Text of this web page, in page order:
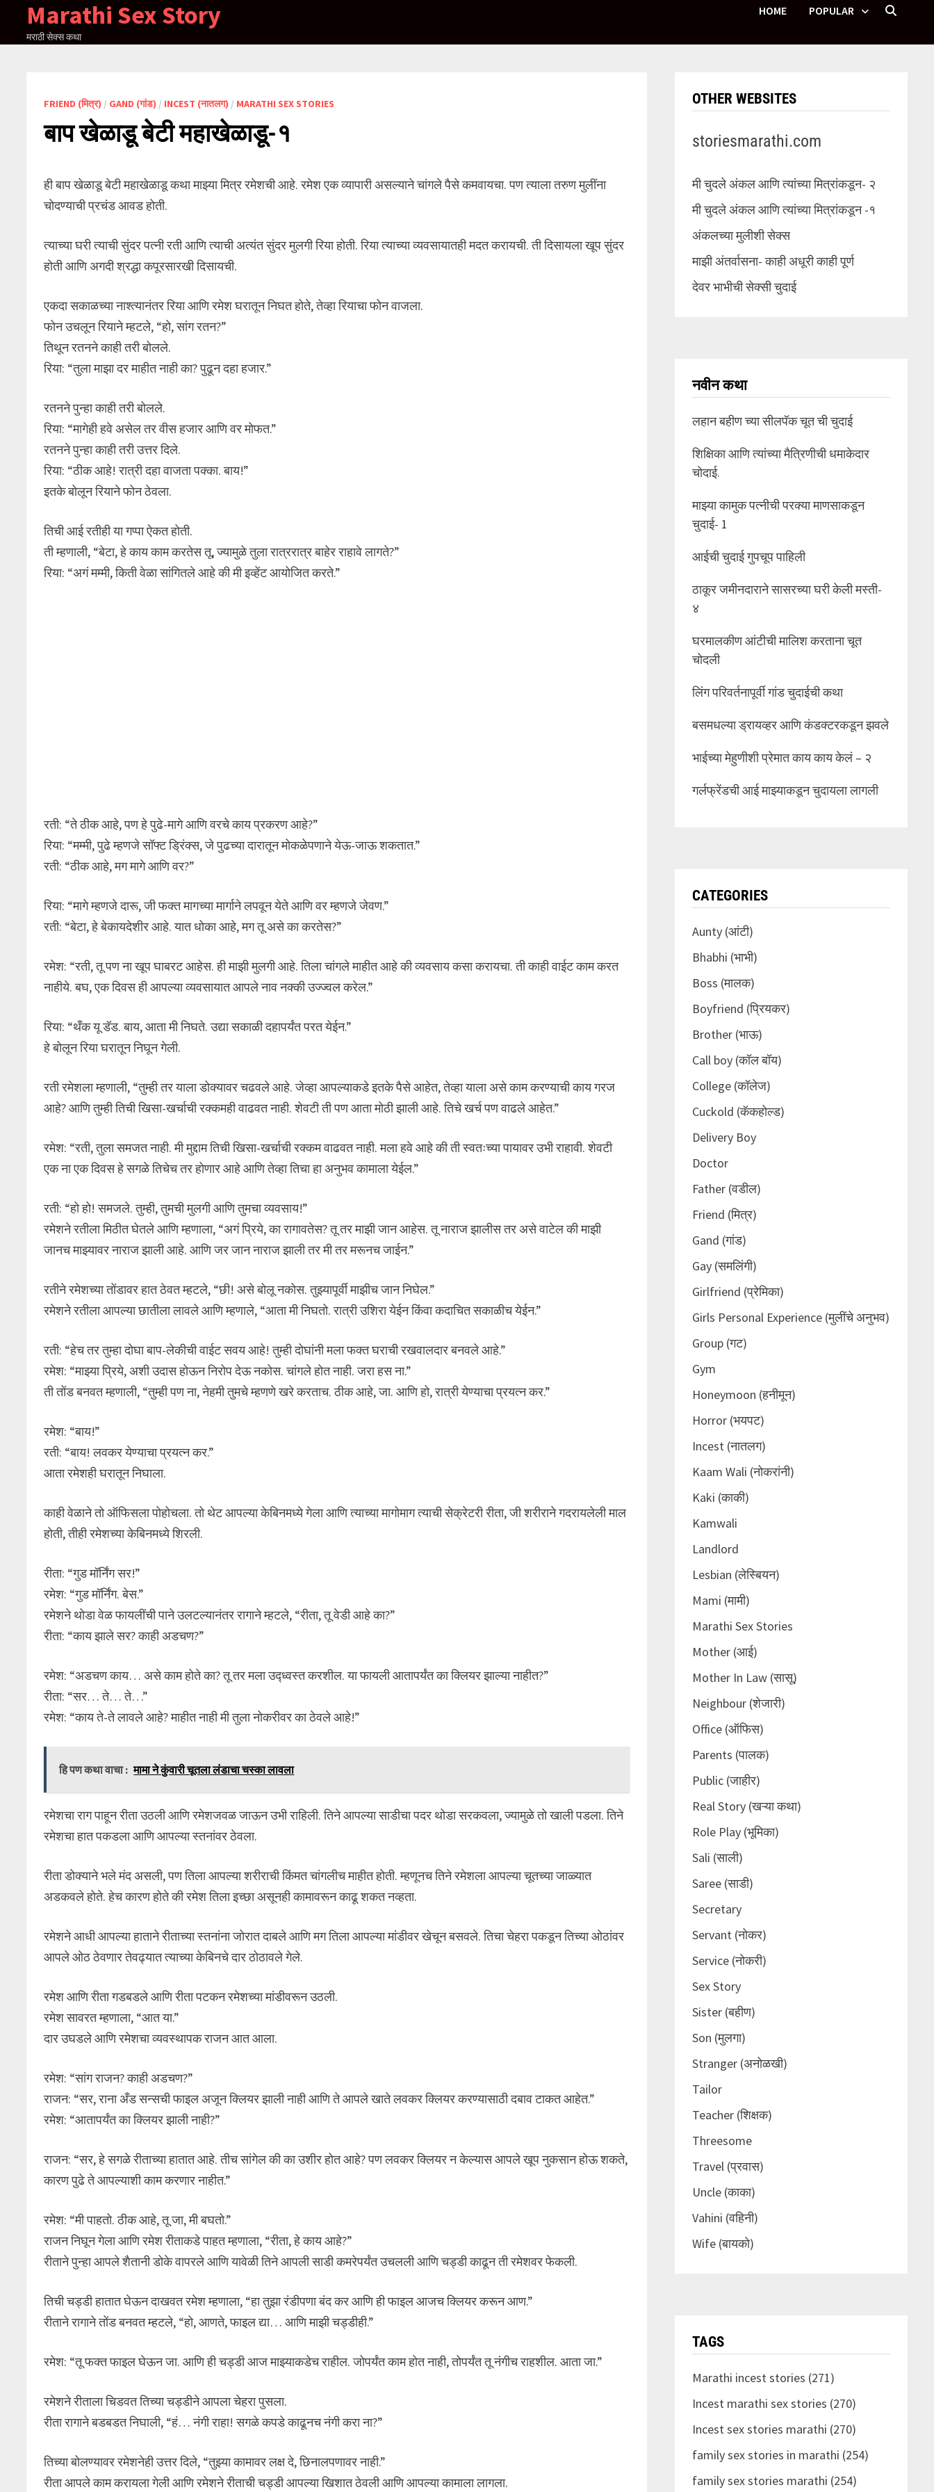
content
Marathi Sex Story
मराठी सेक्स कथा
HOME POPULAR
FRIEND (मित्र) / GAND (गांड) / INCEST (नातलग) / MARATHI SEX STORIES
बाप खेळाडू बेटी महाखेळाडू-१
ही बाप खेळाडू बेटी महाखेळाडू कथा माझ्या मित्र रमेशची आहे. रमेश एक व्यापारी असल्याने चांगले पैसे कमवायचा. पण त्याला तरुण मुलींना
चोदण्याची प्रचंड आवड होती.
त्याच्या घरी त्याची सुंदर पत्नी रती आणि त्याची अत्यंत सुंदर मुलगी रिया होती. रिया त्याच्या व्यवसायातही मदत करायची. ती दिसायला खूप सुंदर
होती आणि अगदी श्रद्धा कपूरसारखी दिसायची.
एकदा सकाळच्या नाश्त्यानंतर रिया आणि रमेश घरातून निघत होते, तेव्हा रियाचा फोन वाजला.
फोन उचलून रियाने म्हटले, “हो, सांग रतन?”
तिथून रतनने काही तरी बोलले.
रिया: “तुला माझा दर माहीत नाही का? पुढून दहा हजार.”
रतनने पुन्हा काही तरी बोलले.
रिया: “मागेही हवे असेल तर वीस हजार आणि वर मोफत.”
रतनने पुन्हा काही तरी उत्तर दिले.
रिया: “ठीक आहे! रात्री दहा वाजता पक्का. बाय!”
इतके बोलून रियाने फोन ठेवला.
तिची आई रतीही या गप्पा ऐकत होती.
ती म्हणाली, “बेटा, हे काय काम करतेस तू, ज्यामुळे तुला रात्ररात्र बाहेर राहावे लागते?”
रिया: “अगं मम्मी, किती वेळा सांगितले आहे की मी इव्हेंट आयोजित करते.”
रती: “ते ठीक आहे, पण हे पुढे-मागे आणि वरचे काय प्रकरण आहे?”
रिया: “मम्मी, पुढे म्हणजे सॉफ्ट ड्रिंक्स, जे पुढच्या दारातून मोकळेपणाने येऊ-जाऊ शकतात.”
रती: “ठीक आहे, मग मागे आणि वर?”
रिया: “मागे म्हणजे दारू, जी फक्त मागच्या मार्गाने लपवून येते आणि वर म्हणजे जेवण.”
रती: “बेटा, हे बेकायदेशीर आहे. यात धोका आहे, मग तू असे का करतेस?”
रमेश: “रती, तू पण ना खूप घाबरट आहेस. ही माझी मुलगी आहे. तिला चांगले माहीत आहे की व्यवसाय कसा करायचा. ती काही वाईट काम करत
नाहीये. बघ, एक दिवस ही आपल्या व्यवसायात आपले नाव नक्की उज्ज्वल करेल.”
रिया: “थँक यू डॅड. बाय, आता मी निघते. उद्या सकाळी दहापर्यंत परत येईन.”
हे बोलून रिया घरातून निघून गेली.
रती रमेशला म्हणाली, “तुम्ही तर याला डोक्यावर चढवले आहे. जेव्हा आपल्याकडे इतके पैसे आहेत, तेव्हा याला असे काम करण्याची काय गरज
आहे? आणि तुम्ही तिची खिसा-खर्चाची रक्कमही वाढवत नाही. शेवटी ती पण आता मोठी झाली आहे. तिचे खर्च पण वाढले आहेत.”
रमेश: “रती, तुला समजत नाही. मी मुद्दाम तिची खिसा-खर्चाची रक्कम वाढवत नाही. मला हवे आहे की ती स्वतःच्या पायावर उभी राहावी. शेवटी
एक ना एक दिवस हे सगळे तिचेच तर होणार आहे आणि तेव्हा तिचा हा अनुभव कामाला येईल.”
रती: “हो हो! समजले. तुम्ही, तुमची मुलगी आणि तुमचा व्यवसाय!”
रमेशने रतीला मिठीत घेतले आणि म्हणाला, “अगं प्रिये, का रागावतेस? तू तर माझी जान आहेस. तू नाराज झालीस तर असे वाटेल की माझी
जानच माझ्यावर नाराज झाली आहे. आणि जर जान नाराज झाली तर मी तर मरूनच जाईन.”
रतीने रमेशच्या तोंडावर हात ठेवत म्हटले, “छी! असे बोलू नकोस. तुझ्यापूर्वी माझीच जान निघेल.”
रमेशने रतीला आपल्या छातीला लावले आणि म्हणाले, “आता मी निघतो. रात्री उशिरा येईन किंवा कदाचित सकाळीच येईन.”
रती: “हेच तर तुम्हा दोघा बाप-लेकीची वाईट सवय आहे! तुम्ही दोघांनी मला फक्त घराची रखवालदार बनवले आहे.”
रमेश: “माझ्या प्रिये, अशी उदास होऊन निरोप देऊ नकोस. चांगले होत नाही. जरा हस ना.”
ती तोंड बनवत म्हणाली, “तुम्ही पण ना, नेहमी तुमचे म्हणणे खरे करताच. ठीक आहे, जा. आणि हो, रात्री येण्याचा प्रयत्न कर.”
रमेश: “बाय!”
रती: “बाय! लवकर येण्याचा प्रयत्न कर.”
आता रमेशही घरातून निघाला.
काही वेळाने तो ऑफिसला पोहोचला. तो थेट आपल्या केबिनमध्ये गेला आणि त्याच्या मागोमाग त्याची सेक्रेटरी रीता, जी शरीराने गदरायलेली माल
होती, तीही रमेशच्या केबिनमध्ये शिरली.
रीता: “गुड मॉर्निंग सर!”
रमेश: “गुड मॉर्निंग. बेस.”
रमेशने थोडा वेळ फायलींची पाने उलटल्यानंतर रागाने म्हटले, “रीता, तू वेडी आहे का?”
रीता: “काय झाले सर? काही अडचण?”
रमेश: “अडचण काय… असे काम होते का? तू तर मला उद्ध्वस्त करशील. या फायली आतापर्यंत का क्लियर झाल्या नाहीत?”
रीता: “सर… ते… ते…”
रमेश: “काय ते-ते लावले आहे? माहीत नाही मी तुला नोकरीवर का ठेवले आहे!”
हि पण कथा वाचा : मामा ने कुंवारी चूतला लंडाचा चस्का लावला
रमेशचा राग पाहून रीता उठली आणि रमेशजवळ जाऊन उभी राहिली. तिने आपल्या साडीचा पदर थोडा सरकवला, ज्यामुळे तो खाली पडला. तिने
रमेशचा हात पकडला आणि आपल्या स्तनांवर ठेवला.
रीता डोक्याने भले मंद असली, पण तिला आपल्या शरीराची किंमत चांगलीच माहीत होती. म्हणूनच तिने रमेशला आपल्या चूतच्या जाळ्यात
अडकवले होते. हेच कारण होते की रमेश तिला इच्छा असूनही कामावरून काढू शकत नव्हता.
रमेशने आधी आपल्या हाताने रीताच्या स्तनांना जोरात दाबले आणि मग तिला आपल्या मांडीवर खेचून बसवले. तिचा चेहरा पकडून तिच्या ओठांवर
आपले ओठ ठेवणार तेवढ्यात त्याच्या केबिनचे दार ठोठावले गेले.
रमेश आणि रीता गडबडले आणि रीता पटकन रमेशच्या मांडीवरून उठली.
रमेश सावरत म्हणाला, “आत या.”
दार उघडले आणि रमेशचा व्यवस्थापक राजन आत आला.
रमेश: “सांग राजन? काही अडचण?”
राजन: “सर, राना अँड सन्सची फाइल अजून क्लियर झाली नाही आणि ते आपले खाते लवकर क्लियर करण्यासाठी दबाव टाकत आहेत.”
रमेश: “आतापर्यंत का क्लियर झाली नाही?”
राजन: “सर, हे सगळे रीताच्या हातात आहे. तीच सांगेल की का उशीर होत आहे? पण लवकर क्लियर न केल्यास आपले खूप नुकसान होऊ शकते,
कारण पुढे ते आपल्याशी काम करणार नाहीत.”
रमेश: “मी पाहतो. ठीक आहे, तू जा, मी बघतो.”
राजन निघून गेला आणि रमेश रीताकडे पाहत म्हणाला, “रीता, हे काय आहे?”
रीताने पुन्हा आपले शैतानी डोके वापरले आणि यावेळी तिने आपली साडी कमरेपर्यंत उचलली आणि चड्डी काढून ती रमेशवर फेकली.
तिची चड्डी हातात घेऊन दाखवत रमेश म्हणाला, “हा तुझा रंडीपणा बंद कर आणि ही फाइल आजच क्लियर करून आण.”
रीताने रागाने तोंड बनवत म्हटले, “हो, आणते, फाइल द्या… आणि माझी चड्डीही.”
रमेश: “तू फक्त फाइल घेऊन जा. आणि ही चड्डी आज माझ्याकडेच राहील. जोपर्यंत काम होत नाही, तोपर्यंत तू नंगीच राहशील. आता जा.”
रमेशने रीताला चिडवत तिच्या चड्डीने आपला चेहरा पुसला.
रीता रागाने बडबडत निघाली, “हं… नंगी राहा! सगळे कपडे काढूनच नंगी करा ना?”
तिच्या बोलण्यावर रमेशनेही उत्तर दिले, “तुझ्या कामावर लक्ष दे, छिनालपणावर नाही.”
रीता आपले काम करायला गेली आणि रमेशने रीताची चड्डी आपल्या खिशात ठेवली आणि आपल्या कामाला लागला.
OTHER WEBSITES
storiesmarathi.com
मी चुदले अंकल आणि त्यांच्या मित्रांकडून- २
मी चुदले अंकल आणि त्यांच्या मित्रांकडून -१
अंकलच्या मुलीशी सेक्स
माझी अंतर्वासना- काही अधूरी काही पूर्ण
देवर भाभीची सेक्सी चुदाई
नवीन कथा
लहान बहीण च्या सीलपॅक चूत ची चुदाई
शिक्षिका आणि त्यांच्या मैत्रिणीची धमाकेदार
चोदाई.
माझ्या कामुक पत्नीची परक्या माणसाकडून
चुदाई- 1
आईची चुदाई गुपचूप पाहिली
ठाकूर जमीनदाराने सासरच्या घरी केली मस्ती-
४
घरमालकीण आंटीची मालिश करताना चूत
चोदली
लिंग परिवर्तनापूर्वी गांड चुदाईची कथा
बसमधल्या ड्रायव्हर आणि कंडक्टरकडून झवले
भाईच्या मेहुणीशी प्रेमात काय काय केलं – २
गर्लफ्रेंडची आई माझ्याकडून चुदायला लागली
CATEGORIES
Aunty (आंटी)
Bhabhi (भाभी)
Boss (मालक)
Boyfriend (प्रियकर)
Brother (भाऊ)
Call boy (कॉल बॉय)
College (कॉलेज)
Cuckold (कॅकहोल्ड)
Delivery Boy
Doctor
Father (वडील)
Friend (मित्र)
Gand (गांड)
Gay (समलिंगी)
Girlfriend (प्रेमिका)
Girls Personal Experience (मुलींचे अनुभव)
Group (गट)
Gym
Honeymoon (हनीमून)
Horror (भयपट)
Incest (नातलग)
Kaam Wali (नोकरांनी)
Kaki (काकी)
Kamwali
Landlord
Lesbian (लेस्बियन)
Mami (मामी)
Marathi Sex Stories
Mother (आई)
Mother In Law (सासू)
Neighbour (शेजारी)
Office (ऑफिस)
Parents (पालक)
Public (जाहीर)
Real Story (खऱ्या कथा)
Role Play (भूमिका)
Sali (साली)
Saree (साडी)
Secretary
Servant (नोकर)
Service (नोकरी)
Sex Story
Sister (बहीण)
Son (मुलगा)
Stranger (अनोळखी)
Tailor
Teacher (शिक्षक)
Threesome
Travel (प्रवास)
Uncle (काका)
Vahini (वहिनी)
Wife (बायको)
TAGS
Marathi incest stories (271)
Incest marathi sex stories (270)
Incest sex stories marathi (270)
family sex stories in marathi (254)
family sex stories marathi (254)